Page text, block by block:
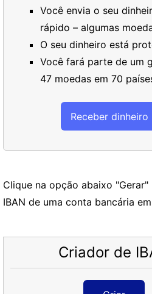
Você envia o seu
rápido – algumas
O seu dinheiro está
Você fará parte de um
47 moedas em 70
Receber dinheiro
Clique na opção abaixo
IBAN de uma conta bancária
Criador de